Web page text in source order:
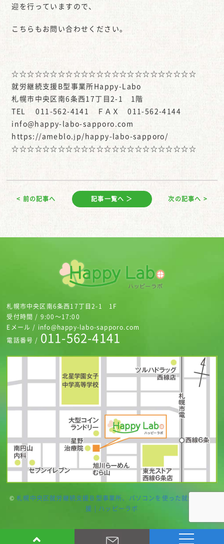
迎を行っていますので、
こちらもお問い合わせください。
☆☆☆☆☆☆☆☆☆☆☆☆☆☆☆☆☆☆☆☆☆☆☆☆
就労継続支援B型事業所Happy-Labo
札幌市中央区南6条西17丁目2-1 1階
TEL 011-562-4141 ＦＡＸ 011-562-4144
info@happy-labo-sapporo.com
https://ameblo.jp/happy-labo-sapporo/
☆☆☆☆☆☆☆☆☆☆☆☆☆☆☆☆☆☆☆☆☆☆☆☆
< 前の記事へ 記事一覧へ ＞ 次の記事へ >
札幌市中央区南6条西17丁目2-1 1F
受付時間 / 9:00～17:00
Eメール / info@happy-labo-sapporo.com
電話番号 / 011-562-4141
©札幌中央区就労継続支援Ｂ型事業所、パソコンを使った就労継続支
援 | ハッピーラボ